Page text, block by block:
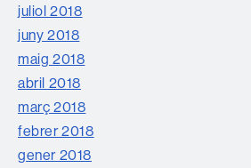
juliol 2018
juny 2018
maig 2018
abril 2018
març 2018
febrer 2018
gener 2018